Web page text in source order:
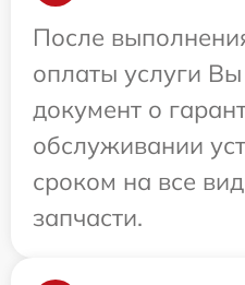
После
оплаты услуги
документ о
обслуживании
сроком на все
запчасти.